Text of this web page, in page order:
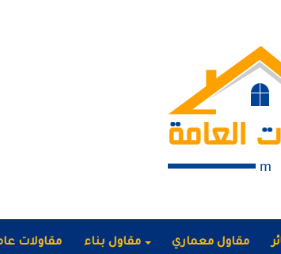
مقاولات مقاول بناء مقاول معماري